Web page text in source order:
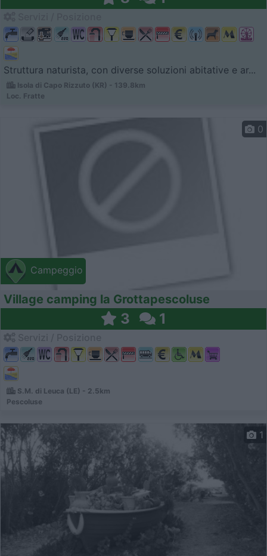
Struttura naturista, con diverse soluzioni abitative e ar...
Isola di Capo Rizzuto (KR) - 139.8km
Loc. Fratte
Campeggio
0
Village camping la Grottapescoluse
3 1
S.M. di Leuca (LE) - 2.5km
Pescoluse
1